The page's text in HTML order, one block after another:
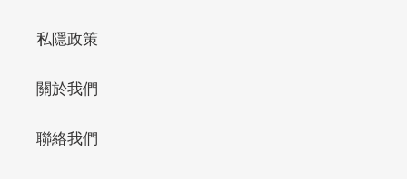
私隱政策
關於我們
聯絡我們